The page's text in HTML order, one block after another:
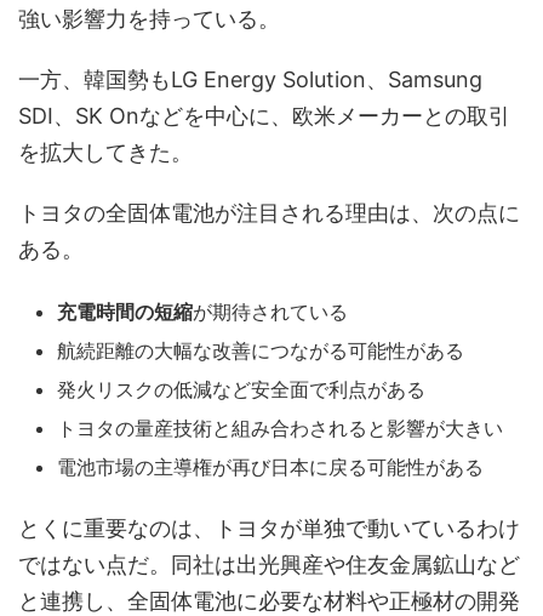
強い影響力を持っている。
一方、韓国勢もLG Energy Solution、Samsung
SDI、SK Onなどを中心に、欧米メーカーとの取引
を拡大してきた。
トヨタの全固体電池が注目される理由は、次の点に
ある。
充電時間の短縮が期待されている
航続距離の大幅な改善につながる可能性がある
発火リスクの低減など安全面で利点がある
トヨタの量産技術と組み合わされると影響が大きい
電池市場の主導権が再び日本に戻る可能性がある
とくに重要なのは、トヨタが単独で動いているわけ
ではない点だ。同社は出光興産や住友金属鉱山など
と連携し、全固体電池に必要な材料や正極材の開発